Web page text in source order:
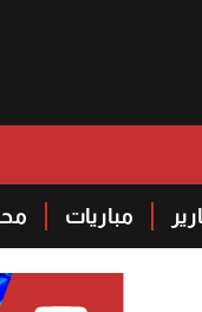
مباريات